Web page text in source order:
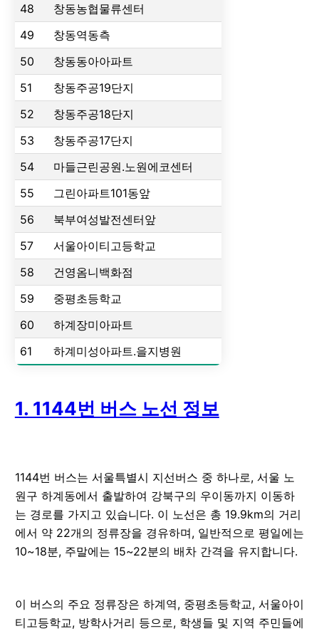
48
창동농협물류센터
49
창동역동측
50
창동동아아파트
51
창동주공19단지
52
창동주공18단지
53
창동주공17단지
54
마들근린공원.노원에코센터
55
그린아파트101동앞
56
북부여성발전센터앞
57
서울아이티고등학교
58
건영옴니백화점
59
중평초등학교
60
하계장미아파트
61
하계미성아파트.을지병원
1. 1144번 버스 노선 정보
1144번 버스는 서울특별시 지선버스 중 하나로, 서울 노
원구 하계동에서 출발하여 강북구의 우이동까지 이동하
는 경로를 가지고 있습니다. 이 노선은 총 19.9km의 거리
에서 약 22개의 정류장을 경유하며, 일반적으로 평일에는
10~18분, 주말에는 15~22분의 배차 간격을 유지합니다.
이 버스의 주요 정류장은 하계역, 중평초등학교, 서울아이
티고등학교, 방학사거리 등으로, 학생들 및 지역 주민들에